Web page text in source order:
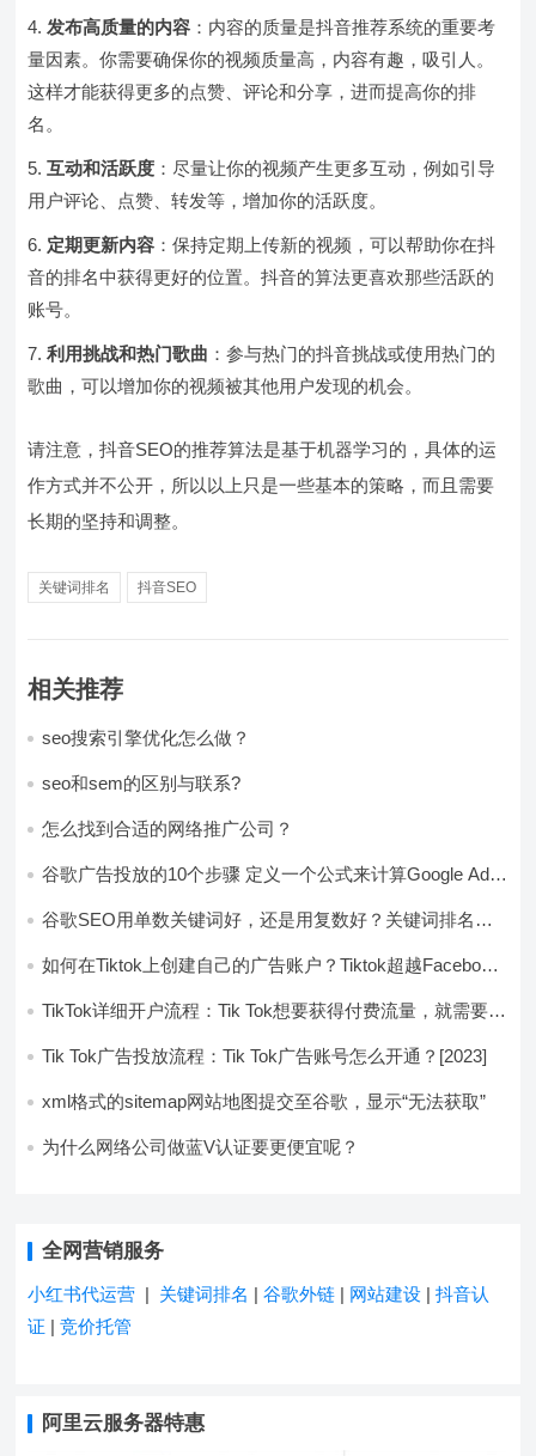
发布高质量的内容 ：内容的质量是抖音推荐系统的重要考
量因素。你需要确保你的视频质量高，内容有趣，吸引人。
这样才能获得更多的点赞、评论和分享，进而提高你的排
名。
互动和活跃度 ：尽量让你的视频产生更多互动，例如引导
用户评论、点赞、转发等，增加你的活跃度。
定期更新内容 ：保持定期上传新的视频，可以帮助你在抖
音的排名中获得更好的位置。抖音的算法更喜欢那些活跃的
账号。
利用挑战和热门歌曲 ：参与热门的抖音挑战或使用热门的
歌曲，可以增加你的视频被其他用户发现的机会。
请注意，抖音SEO的推荐算法是基于机器学习的，具体的运
作方式并不公开，所以以上只是一些基本的策略，而且需要
长期的坚持和调整。
关键词排名 抖音SEO
相关推荐
seo搜索引擎优化怎么做？
seo和sem的区别与联系?
怎么找到合适的网络推广公司？
谷歌广告投放的10个步骤 定义一个公式来计算Google Ads
谷歌SEO用单数关键词好，还是用复数好？关键词排名相
如何在Tiktok上创建自己的广告账户？Tiktok超越Facebook
TikTok详细开户流程：Tik Tok想要获得付费流量，就需要开
Tik Tok广告投放流程：Tik Tok广告账号怎么开通？[2023]
xml格式的sitemap网站地图提交至谷歌，显示“无法获取”
为什么网络公司做蓝V认证要更便宜呢？
全网营销服务
小红书代运营 | 关键词排名 |谷歌外链 | 网站建设 |抖音认
证 |竞价托管
阿里云服务器特惠